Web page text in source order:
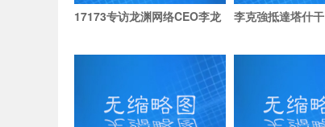
17173专访龙渊网络CEO李龙 李克強抵達塔什干